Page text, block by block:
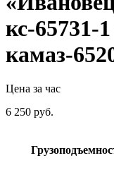
кс-65731-
камаз-
Цена за час
6 250 руб.